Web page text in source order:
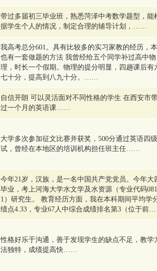
带过多届初三毕业班，熟悉菏泽中考数学题型，能
据学生个人的情况，制定合理的辅导计划，……
我高考总分601。具有比较多的实习家教的经历，
也有一套做题的方法 我曾经给五个同学补过高中物
理，时长一个假期。物理的提分明显，四趟课后有
七十分，提高到八九十分。……
自信开朗 可以灵活面对不同性格的学生 在西安市
过一个月的英语课……
大学多次参加征文比赛并获奖，500分通过英语四
试，曾经在本地区的培训机构担任班主任……
今年21岁，汉族，是一名中国共产党党员。今年大
毕业，考上河海大学水文学及水资源（专业代码
1）研究生。 教育经历方面，我在本科期间平均学
绩点4.33，专业67人中综合成绩排名第3（位于前
性格好乐于沟通，善于发现学生的缺点不足，教学
法独特，成绩提高快……